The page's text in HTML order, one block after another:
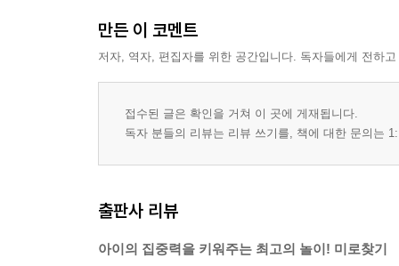
만든 이 코멘트
저자, 역자, 편집자를 위한 공간입니다. 독자들에게 전하
접수된 글은 확인을 거쳐 이 곳에 게재됩니다.
독자 분들의 리뷰는 리뷰 쓰기를, 책에 대한 문의는
출판사 리뷰
아이의 집중력을 키워주는 최고의 놀이! 미로찾기